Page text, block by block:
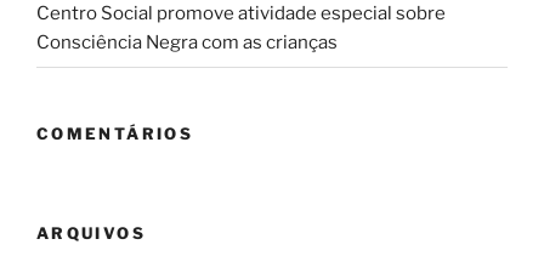
Centro Social promove atividade especial sobre
Consciência Negra com as crianças
COMENTÁRIOS
ARQUIVOS